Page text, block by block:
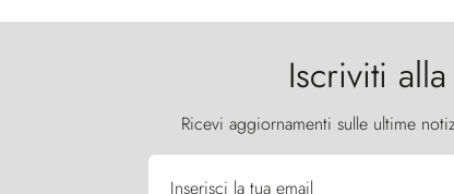
Iscriviti
Ricevi aggiornamenti sulle ultime
Inserisci la tua email